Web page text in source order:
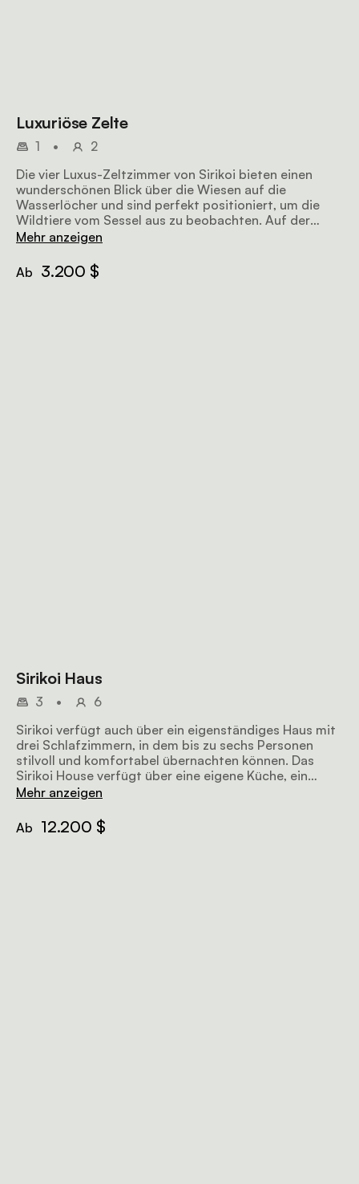
Luxuriöse Zelte
1 •
2
Die vier Luxus-Zeltzimmer von Sirikoi bieten einen
wunderschönen Blick über die Wiesen auf die
Wasserlöcher und sind perfekt positioniert, um die
Wildtiere vom Sessel aus zu beobachten. Auf der
Außenterrasse gibt es einen Loungesessel, auf dem du
kannst, während im Inneren des sorgfältig gestalteten
Zelts ein weiterer Sitzbereich zum Entspannen einlädt.
Mehr anzeigen
Ab 3.200 $
Sirikoi Haus
3 •
6
Sirikoi verfügt auch über ein eigenständiges Haus mit
drei Schlafzimmern, in dem bis zu sechs Personen
stilvoll und komfortabel übernachten können. Das
Sirikoi House verfügt über eine eigene Küche, ein
Esszimmer und Wohnräume. Die Gäste haben auch
Mehr anzeigen
Ab 12.200 $